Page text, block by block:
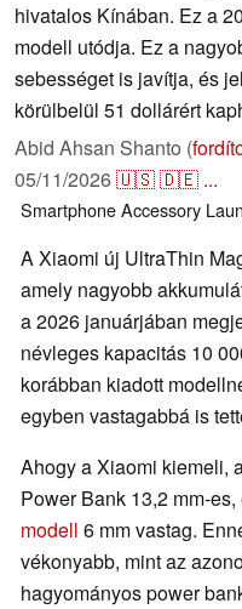
hivatalos Kínában. Ez a
modell utódja. Ez a
sebességet is javítja, és
körülbelül 51 dollárért
Abid Ahsan Shanto (
05/11/2026🇺🇸🇩🇪 ...
SmartphoneAccessory
A Xiaomi új UltraThin
amely nagyobb
a 2026 januárjában
névleges kapacitás 10
korábban kiadott
egyben vastagabbá is
Ahogy a Xiaomi kiemeli,
Power Bank 13,2 mm-
modell 6 mm vastag.
vékonyabb, mint az
hagyományos power